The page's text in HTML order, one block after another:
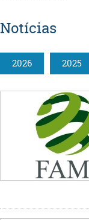
Notícias
2026 2025